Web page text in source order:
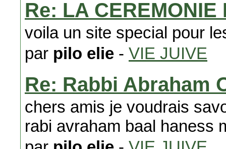
Re: LA CEREMONIE
voila un site special pour
par pilo elie - VIE JUIVE
Re: Rabbi Abraham
chers amis je voudrais
rabi avraham baal haness